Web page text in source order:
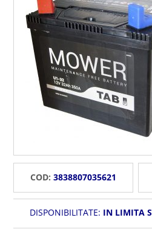
COD: 3838807035621
DISPONIBILITATE: IN LIMITA